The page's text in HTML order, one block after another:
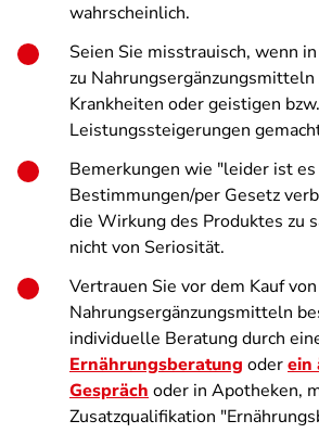
wahrscheinlich.
Seien Sie misstrauisch, wenn
zu Nahrungsergänzungsmitteln
Krankheiten oder geistigen
Leistungssteigerungen
Bemerkungen wie "leider ist
Bestimmungen/per Gesetz
die Wirkung des Produktes zu
nicht von Seriosität.
Vertrauen Sie vor dem Kauf von
Nahrungsergänzungsmitteln
individuelle Beratung durch
Ernährungsberatung oderein
Gespräch oder in Apotheken,
Zusatzqualifikation